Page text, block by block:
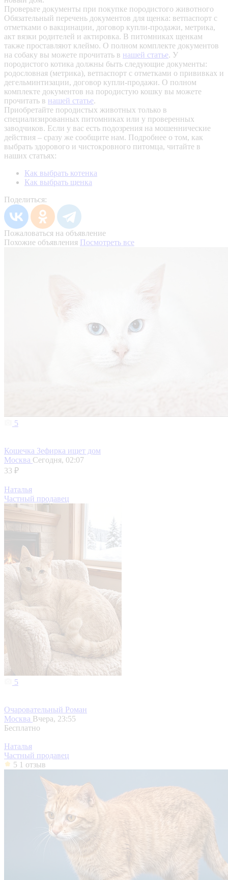
Проверьте документы при покупке породистого животного
Обязательный перечень документов для щенка: ветпаспорт с
отметками о вакцинации, договор купли-продажи, метрика,
акт вязки родителей и актировка. В питомниках щенкам
также проставляют клеймо. О полном комплекте документов
на собаку вы можете прочитать в нашей статье. У
породистого котика должны быть следующие документы:
родословная (метрика), ветпаспорт с отметками о прививках и
дегельминтизации, договор купли-продажи. О полном
комплекте документов на породистую кошку вы можете
прочитать в нашей статье.
Приобретайте породистых животных только в
специализированных питомниках или у проверенных
заводчиков. Если у вас есть подозрения на мошеннические
действия – сразу же сообщите нам. Подробнее о том, как
выбрать здорового и чистокровного питомца, читайте в
наших статьях:
Как выбрать котенка
Как выбрать щенка
Поделиться:
Пожаловаться на объявление
Похожие объявления Посмотреть все
5
Кошечка Зефирка ищет дом
Москва Сегодня, 02:07
33 ₽
Наталья
Частный продавец
5
Очаровательный Роман
Москва Вчера, 23:55
Бесплатно
Наталья
Частный продавец
5 1 отзыв